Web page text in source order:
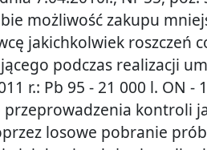
możliwość zakupu
jakichkolwiek roszczeń
podczas realizacji
r.: Pb 95 - 21 000 l. ON -
kontroli
losowe pobranie